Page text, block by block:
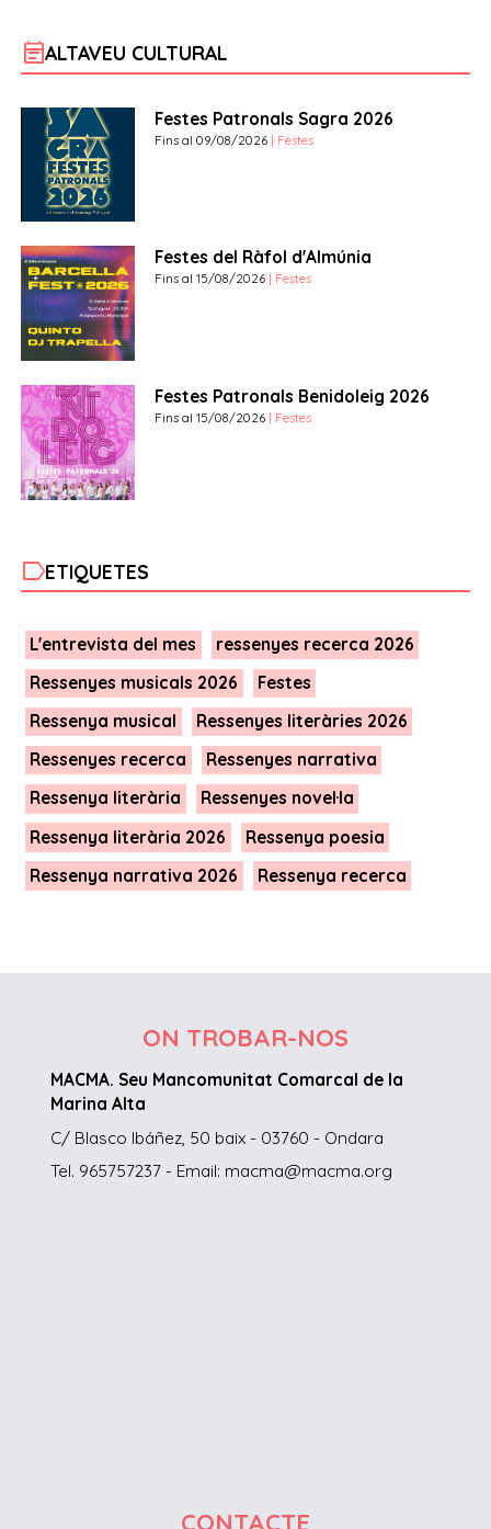
event_noteALTAVEU CULTURAL
Festes Patronals Sagra 2026
Fins al 09/08/2026 | Festes
Festes del Ràfol d'Almúnia
Fins al 15/08/2026 | Festes
Festes Patronals Benidoleig 2026
Fins al 15/08/2026 | Festes
labelETIQUETES
L'entrevista del mes
ressenyes recerca 2026
Ressenyes musicals 2026
Festes
Ressenya musical
Ressenyes literàries 2026
Ressenyes recerca
Ressenyes narrativa
Ressenya literària
Ressenyes novel·la
Ressenya literària 2026
Ressenya poesia
Ressenya narrativa 2026
Ressenya recerca
ON TROBAR-NOS
MACMA. Seu Mancomunitat Comarcal de la
Marina Alta
C/ Blasco Ibáñez, 50 baix - 03760 - Ondara
Tel. 965757237 - Email: macma@macma.org
CONTACTE